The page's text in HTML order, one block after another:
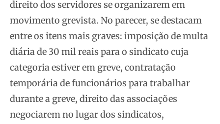
direito dos servidores se organizarem em
movimento grevista. No parecer, se destacam
entre os itens mais graves: imposição de multa
diária de 30 mil reais para o sindicato cuja
categoria estiver em greve, contratação
temporária de funcionários para trabalhar
durante a greve, direito das associações
negociarem no lugar dos sindicatos,